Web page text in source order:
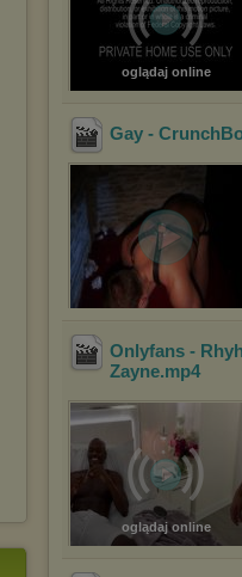
oglądaj online
Gay -
Onlyfans -
Zayne.mp4
oglądaj online